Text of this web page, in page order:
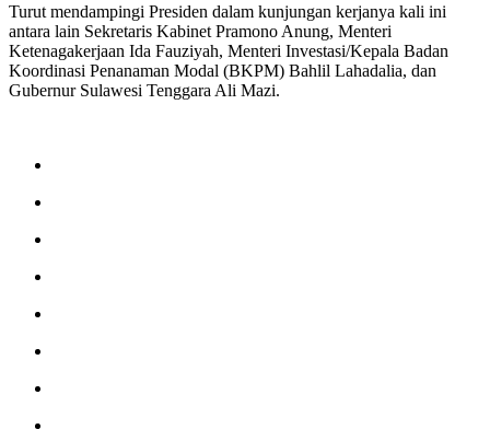
Turut mendampingi Presiden dalam kunjungan kerjanya kali ini
antara lain Sekretaris Kabinet Pramono Anung, Menteri
Ketenagakerjaan Ida Fauziyah, Menteri Investasi/Kepala Badan
Koordinasi Penanaman Modal (BKPM) Bahlil Lahadalia, dan
Gubernur Sulawesi Tenggara Ali Mazi.